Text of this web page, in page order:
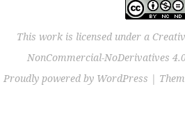
This work is licensed under a
NonCommercial-NoDerivatives
Proudly powered by WordPress |